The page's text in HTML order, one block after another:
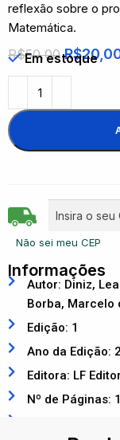
reflexão sobre o
Matemática.
R$50,00 R$
Em estoque
Não sei meu CEP
Informações
Autor: Diniz,
Borba, Marcelo
Edição: 1
Ano da Edição:
Editora: LF
Nº de Páginas: